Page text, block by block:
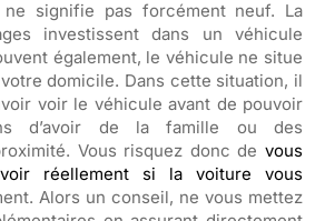
ne signifie pas forcément neuf. La
investissent dans un véhicule
également, le véhicule ne situe
domicile. Dans cette situation, il
voir le véhicule avant de pouvoir
d’avoir de la famille ou des
Vous risquez donc de vous
réellement si la voiture vous
Alors un conseil, ne vous mettez